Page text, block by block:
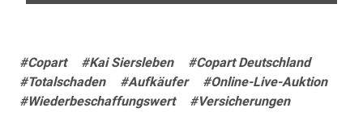
#Copart #Kai Siersleben
#Copart Deutschland
#Totalschaden
#Aufkäufer
#Online-Live-Auktion
#Wiederbeschaffungswert
#Versicherungen